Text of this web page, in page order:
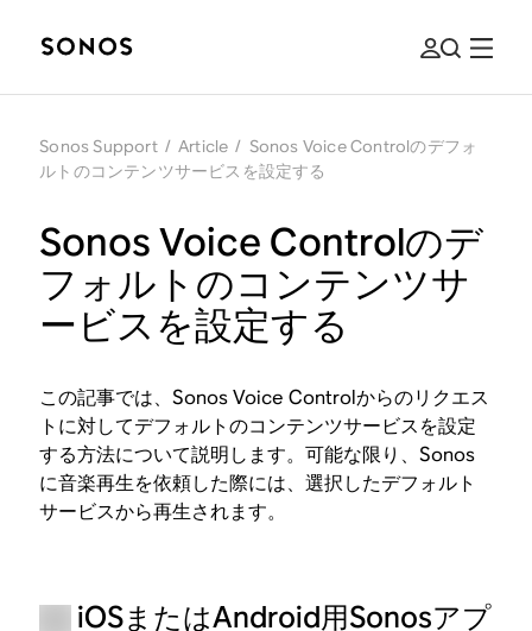
Sonos Support / Article / Sonos Voice Controlのデフォ
ルトのコンテンツサービスを設定する
Sonos Voice Controlのデ
フォルトのコンテンツサ
ービスを設定する
この記事では、Sonos Voice Controlからのリクエス
トに対してデフォルトのコンテンツサービスを設定
する方法について説明します。可能な限り、Sonos
に音楽再生を依頼した際には、選択したデフォルト
サービスから再生されます。
iOSまたはAndroid用Sonosアプ